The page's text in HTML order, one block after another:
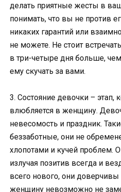
делать приятные жесты в
понимать, что вы не против
никаких гарантий или
не можете. Не стоит
в три-четыре дня больше,
ему скучать за вами.
3. Состояние девочки – этап,
влюбляется в женщину.
невесомость и праздник.
беззаботные, они не
хлопотами и кучей проблем.
излучая позитив всегда и
всего нового, они
женщину невозможно не